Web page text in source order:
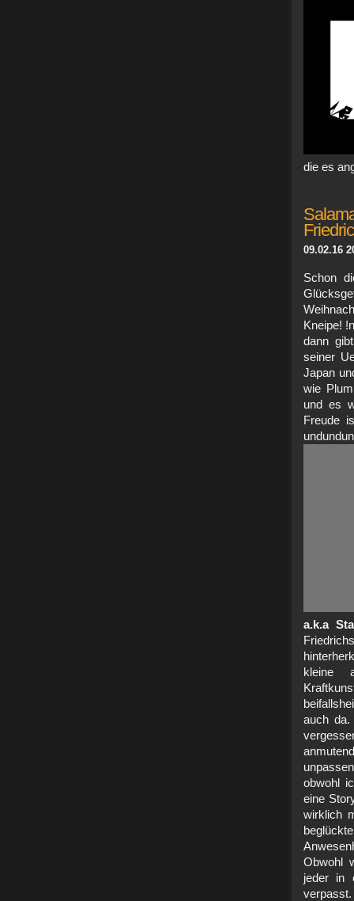
die es
09.02.16
Schon
Kneipe!
dann
seiner
Japan
wie
und es
Freude
a.k.a
kleine
auch da.
obwohl
eine
wirklich
Obwohl
jeder in
verpasst.